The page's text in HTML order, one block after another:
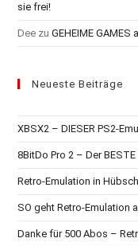
sie frei!
Dee zuGEHEIME
Neueste Beiträge
XBSX2 – DIESER PS2-
8BitDo Pro 2 – Der
Retro-Emulation in
SO geht Retro-Emulation
Danke für 500 Abos –